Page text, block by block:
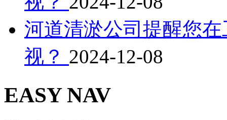
河道清淤公司提醒您
视？ 2024-12-08
EASY NAV